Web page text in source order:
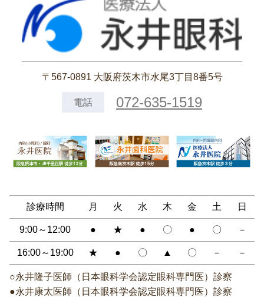
〒567-0891 大阪府茨木市水尾3丁目8番5号
電話 072-635-1519
診療時間 月 火 水 木 金 土 日
9:00～12:00 ● ★ ● 〇 ● 〇 －
16:00～19:00 ★ ● 〇 ▲ 〇 － －
○永井隆子医師（日本眼科学会認定眼科専門医）診察
●永井康太医師（日本眼科学会認定眼科専門医）診察